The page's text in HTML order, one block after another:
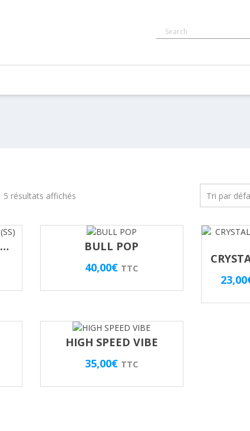
5 résultats affichés
3D INSHORE TWITCHBAIT (SS)
BULL POP
40,00€ TTC
23,00
HIGH SPEED VIBE
35,00€ TTC